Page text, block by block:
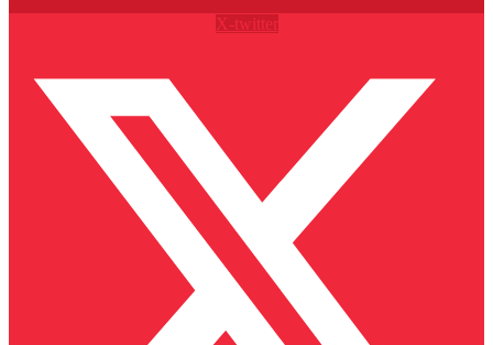
X-twitter